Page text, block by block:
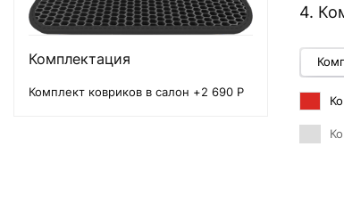
4.
Комплектация
Комплект ковриков в салон +2 690 Р